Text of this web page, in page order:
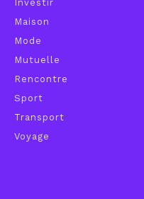
Investir
Maison
Mode
Mutuelle
Rencontre
Sport
Transport
Voyage